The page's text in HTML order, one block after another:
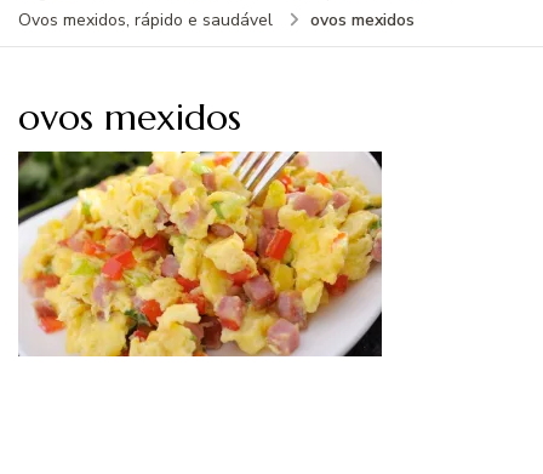
Ovos mexidos, rápido e saudável
ovos mexidos
ovos mexidos